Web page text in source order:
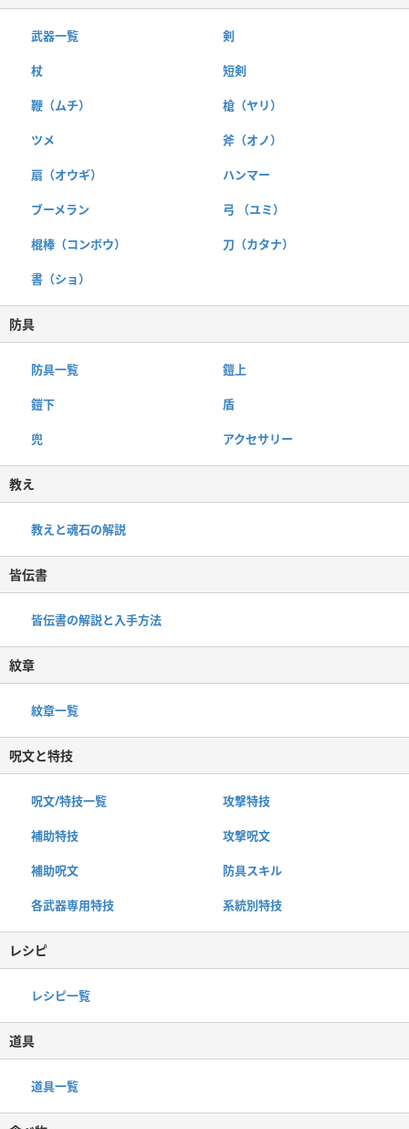
武器一覧 剣
杖 短剣
鞭（ムチ） 槍（ヤリ）
ツメ 斧（オノ）
扇（オウギ） ハンマー
ブーメラン 弓 （ユミ）
棍棒（コンボウ） 刀（カタナ）
書（ショ）
防具
防具一覧 鎧上
鎧下 盾
兜 アクセサリー
教え
教えと魂石の解説
皆伝書
皆伝書の解説と入手方法
紋章
紋章一覧
呪文と特技
呪文/特技一覧 攻撃特技
補助特技 攻撃呪文
補助呪文 防具スキル
各武器専用特技 系統別特技
レシピ
レシピ一覧
道具
道具一覧